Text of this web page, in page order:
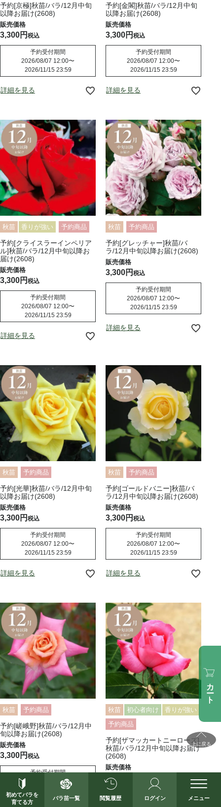
予約[京極]秋苗/バラ/12月中旬
以降お届け(2608)
3,300 税込
予約受付期間
2026/08/07 12:00〜
2026/11/15 23:59
詳細を見る
予約[金閣]秋苗/バラ/12月中旬
以降お届け(2608)
3,300 税込
予約受付期間
2026/08/07 12:00〜
2026/11/15 23:59
詳細を見る
秋苗 香りが強い 予約商品
予約[クライスラーインペリア
ル]秋苗/バラ/12月中旬以降お
届け(2608)
3,300 税込
予約受付期間
2026/08/07 12:00〜
2026/11/15 23:59
詳細を見る
秋苗 予約商品
予約[グレッチャー]秋苗/バ
ラ/12月中旬以降お届け(2608)
3,300 税込
予約受付期間
2026/08/07 12:00〜
2026/11/15 23:59
詳細を見る
秋苗 予約商品
予約[光華]秋苗/バラ/12月中旬
以降お届け(2608)
3,300 税込
予約受付期間
2026/08/07 12:00〜
2026/11/15 23:59
詳細を見る
秋苗 予約商品
予約[ゴールドバニー]秋苗/バ
ラ/12月中旬以降お届け(2608)
3,300 税込
予約受付期間
2026/08/07 12:00〜
2026/11/15 23:59
詳細を見る
秋苗 予約商品
予約[嵯峨野]秋苗/バラ/12月中
旬以降お届け(2608)
3,300 税込
予約受付期間
2026/08/07 12:00〜
2026/11/15 23:59
秋苗 初心者向け
香りが強い
予約商品
予約[ザマッカートニーローズ]
秋苗/バラ/12月中旬以降お届け
(2608)
3,300
予約受付期間
初めてバラを
育てる方
バラ苗一覧 閲覧履歴 ログイン メニュー
カート
上に戻る